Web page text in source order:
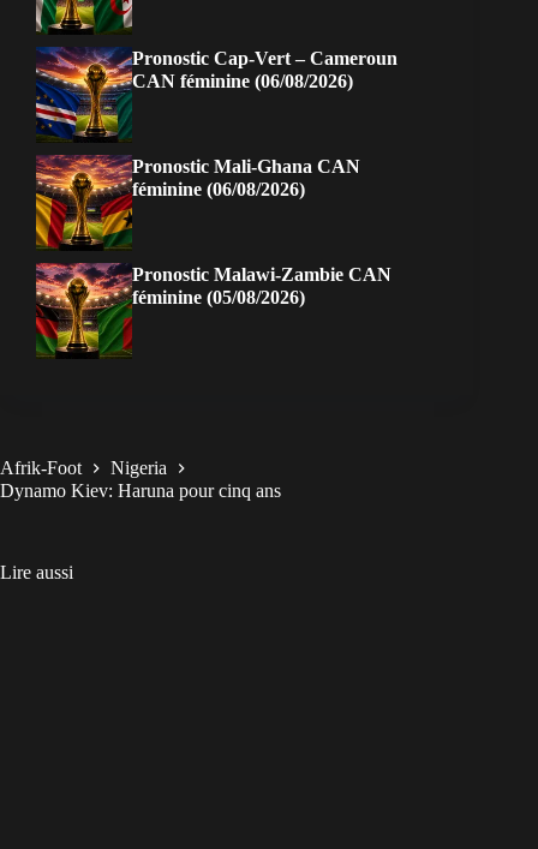
Pronostic Cap-Vert – Cameroun
CAN féminine (06/08/2026)
Pronostic Mali-Ghana CAN
féminine (06/08/2026)
Pronostic Malawi-Zambie CAN
féminine (05/08/2026)
Afrik-Foot
Nigeria
Dynamo Kiev: Haruna pour cinq ans
Lire aussi